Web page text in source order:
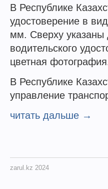
В Республике
удостоверение в
мм. Сверху указаны
водительского
цветная
В Республике
управление
читать дальше →
zarul.kz 2024